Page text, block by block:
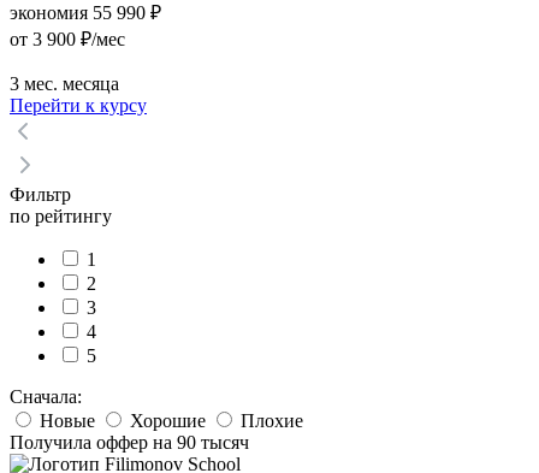
экономия 55 990 ₽
от 3 900 ₽/мес
3 мес. месяца
Перейти к курсу
Фильтр
по рейтингу
1
2
3
4
5
Сначала:
Новые
Хорошие
Плохие
Получила оффер на 90 тысяч